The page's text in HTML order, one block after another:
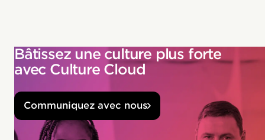
Bâtissez une culture plus forte
avec Culture Cloud
Communiquez avec nous